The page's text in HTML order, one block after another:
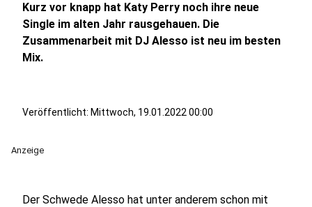
Kurz vor knapp hat Katy Perry noch ihre neue
Single im alten Jahr rausgehauen. Die
Zusammenarbeit mit DJ Alesso ist neu im besten
Mix.
Veröffentlicht: Mittwoch, 19.01.2022 00:00
Anzeige
Der Schwede Alesso hat unter anderem schon mit